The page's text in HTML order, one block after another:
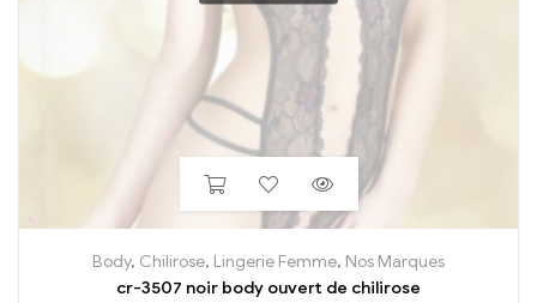
Body, Chilirose, Lingerie Femme, Nos Marques
cr-3507 noir body ouvert de chilirose